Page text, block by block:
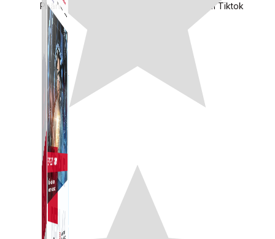
Phần mềm tạo kịch bản bình luận livestream Tiktok